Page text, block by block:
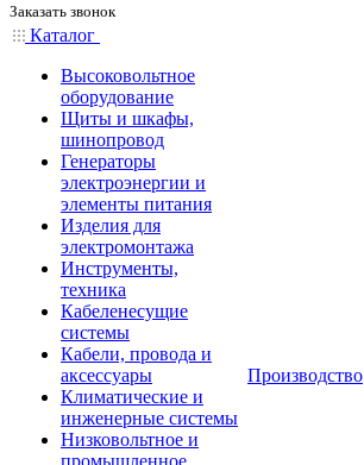
Заказать звонок
Каталог
Высоковольтное
оборудование
Щиты и шкафы,
шинопровод
Генераторы
электроэнергии и
элементы питания
Изделия для
электромонтажа
Инструменты,
техника
Кабеленесущие
системы
Кабели, провода и
аксессуары
Климатические и
инженерные системы
Низковольтное и
промышленное
Производство